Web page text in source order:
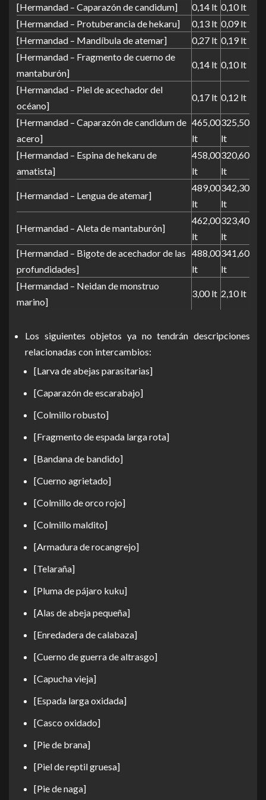
[Hermandad – Caparazón de candidum] 0,14 lt 0,10 lt
[Hermandad – Protuberancia de hekaru]
0,13 lt 0,09 lt
[Hermandad – Mandíbula de atemar]
0,27 lt 0,19 lt
[Hermandad – Fragmento de cuerno de
mantaburón]
0,14 lt 0,10 lt
[Hermandad – Piel de acechador del
océano]
0,17 lt 0,12 lt
[Hermandad – Caparazón de candidum de
acero]
465,00
lt
325,50
lt
[Hermandad – Espina de hekaru de
amatista]
458,00
lt
320,60
lt
[Hermandad – Lengua de atemar]
489,00
lt
342,30
lt
[Hermandad – Aleta de mantaburón]
462,00
lt
323,40
lt
[Hermandad – Bigote de acechador de las
profundidades]
488,00
lt
341,60
lt
[Hermandad – Neidan de monstruo
marino]
3,00 lt 2,10 lt
Los siguientes objetos ya no tendrán descripciones
relacionadas con intercambios:
[Larva de abejas parasitarias]
[Caparazón de escarabajo]
[Colmillo robusto]
[Fragmento de espada larga rota]
[Bandana de bandido]
[Cuerno agrietado]
[Colmillo de orco rojo]
[Colmillo maldito]
[Armadura de rocangrejo]
[Telaraña]
[Pluma de pájaro kuku]
[Alas de abeja pequeña]
[Enredadera de calabaza]
[Cuerno de guerra de altrasgo]
[Capucha vieja]
[Espada larga oxidada]
[Casco oxidado]
[Pie de brana]
[Piel de reptil gruesa]
[Pie de naga]